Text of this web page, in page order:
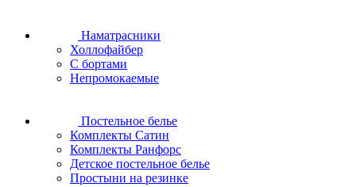
Наматрасники
Холлофайбер
С бортами
Непромокаемые
Постельное белье
Комплекты Сатин
Комплекты Ранфорс
Детское постельное белье
Простыни на резинке